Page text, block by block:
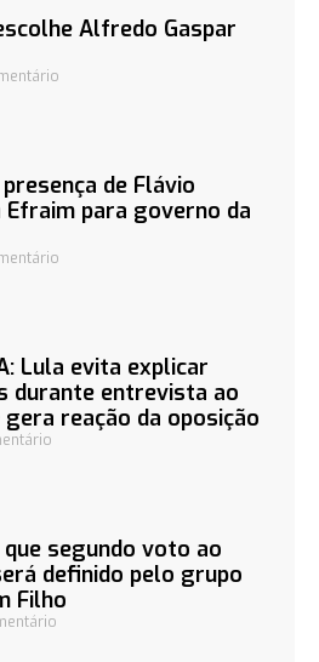
Alfredo Gaspar
presença de Flávio
Efraim para governo da
Lula evita explicar
durante entrevista ao
reação da oposição
segundo voto ao
definido pelo grupo
Filho